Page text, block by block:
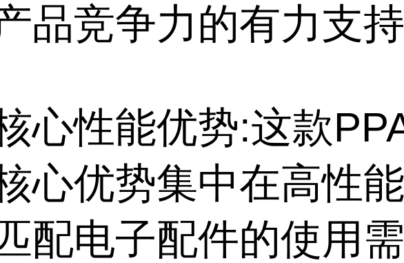
品竞争力的有力支持
心性能优势:这款
心优势集中在高性
配电子配件的使用